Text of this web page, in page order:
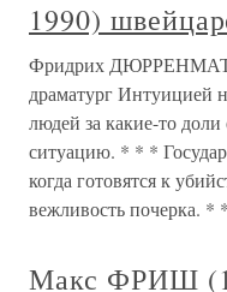
1990)
Фридрих
драматург Интуицией
людей за какие-то
ситуацию. * * *
когда готовятся к
вежливость почерка. * *
Макс ФРИШ